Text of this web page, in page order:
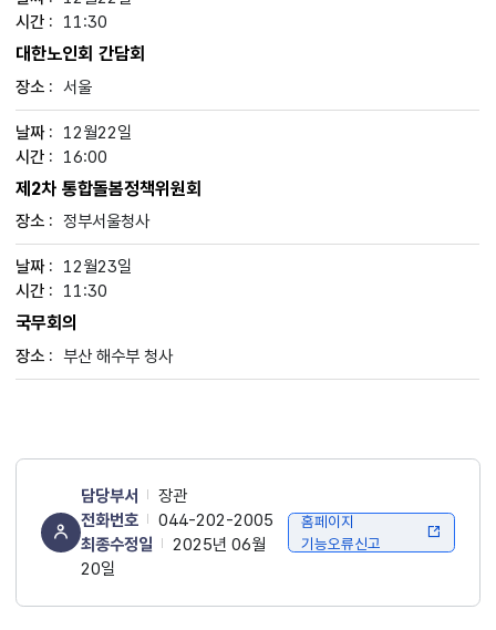
11:30
대한노인회 간담회
서울
12월22일
16:00
제2차 통합돌봄정책위원회
정부서울청사
12월23일
11:30
국무회의
부산 해수부 청사
담당부서
장관
전화번호
044-202-2005
최종수정일
2025년 06월
20일
홈페이지
기능오류신고